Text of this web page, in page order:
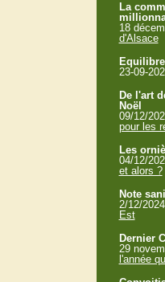
La
18
d'Alsace
23-09-
De l'art
Noël
09/12/
pour les
Les
04/12/
et alors ?
Note
2/12/2024
Est
Dernier
29
l'année